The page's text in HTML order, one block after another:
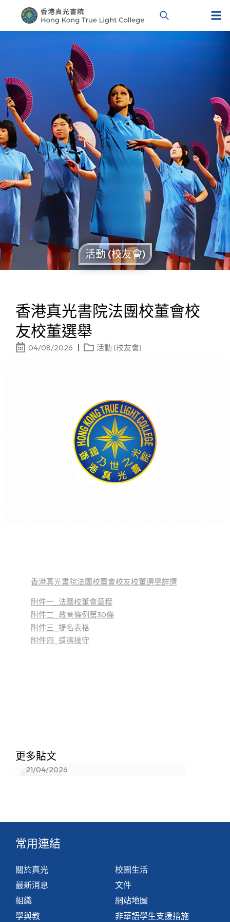
活動 (校友會)
香港真光書院法團校董會校
友校董選舉
04/08/2026 活動 (校友會)
香港真光書院法團校董會校友校董選舉詳情
附件一_法團校董會章程
附件二_教育條例第30條
附件三_提名表格
附件四_道德操守
更多貼文
活動 (校友會)
舉結果
21/04/2026
常用連結
關於真光
最新消息
組織
學與教
校園生活
文件
網站地圖
非華語學生支援措施